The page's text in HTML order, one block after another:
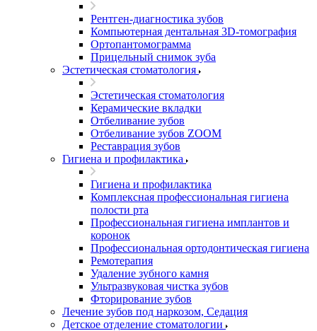
Рентген-диагностика зубов
Компьютерная дентальная 3D-томография
Ортопантомограмма
Прицельный снимок зуба
Эстетическая стоматология
Эстетическая стоматология
Керамические вкладки
Отбеливание зубов
Отбеливание зубов ZOOM
Реставрация зубов
Гигиена и профилактика
Гигиена и профилактика
Комплексная профессиональная гигиена
полости рта
Профессиональная гигиена имплантов и
коронок
Профессиональная ортодонтическая гигиена
Ремотерапия
Удаление зубного камня
Ультразвуковая чистка зубов
Фторирование зубов
Лечение зубов под наркозом, Седация
Детское отделение стоматологии